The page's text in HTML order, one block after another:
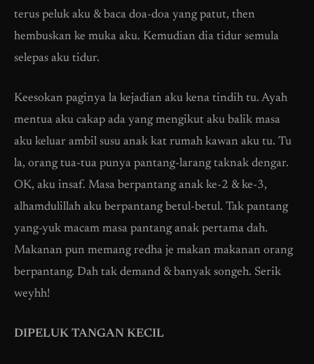
terus peluk aku & baca doa-doa yang patut, then
hembuskan ke muka aku. Kemudian dia tidur semula
selepas aku tidur.
Keesokan paginya la kejadian aku kena tindih tu. Ayah
mentua aku cakap ada yang mengikut aku balik masa
aku keluar ambil susu anak kat rumah kawan aku tu. Tu
la, orang tua-tua punya pantang-larang taknak dengar.
OK, aku insaf. Masa berpantang anak ke-2 & ke-3,
alhamdulillah aku berpantang betul-betul. Tak pantang
yang-yuk macam masa pantang anak pertama dah.
Makanan pun memang redha je makan makanan orang
berpantang. Dah tak demand & banyak songeh. Serik
weyhh!
DIPELUK TANGAN KECIL